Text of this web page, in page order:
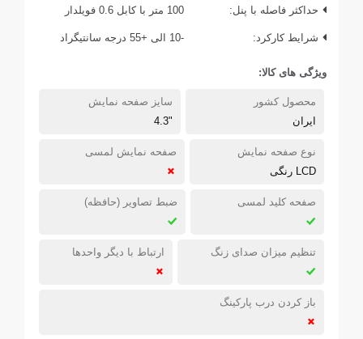
حداکثر فاصله با پنل: 100 متر با کابل 0.6 فویلدار
شرایط کارکرد: -10 الی +55 درجه سانتیگراد
ویژگی های کالا:
محصول کشور
ایران
سایز صفحه نمایش
"4.3
نوع صفحه نمایش
LCD رنگی
صفحه نمایش لمسی
صفحه کلید لمسی ضبط تصاویر (حافظه)
تنظیم میزان صدای زنگ ارتباط با دیگر واحدها
باز کردن درب پارکینگ